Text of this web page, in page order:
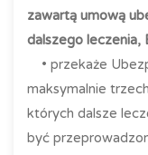
zawartą umową
dalszego leczenia,
• przekaże
maksymalnie
których dalsze
być